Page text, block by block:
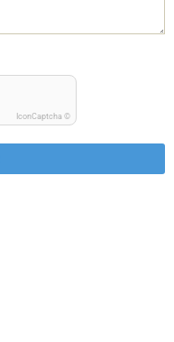
IconCaptcha ©